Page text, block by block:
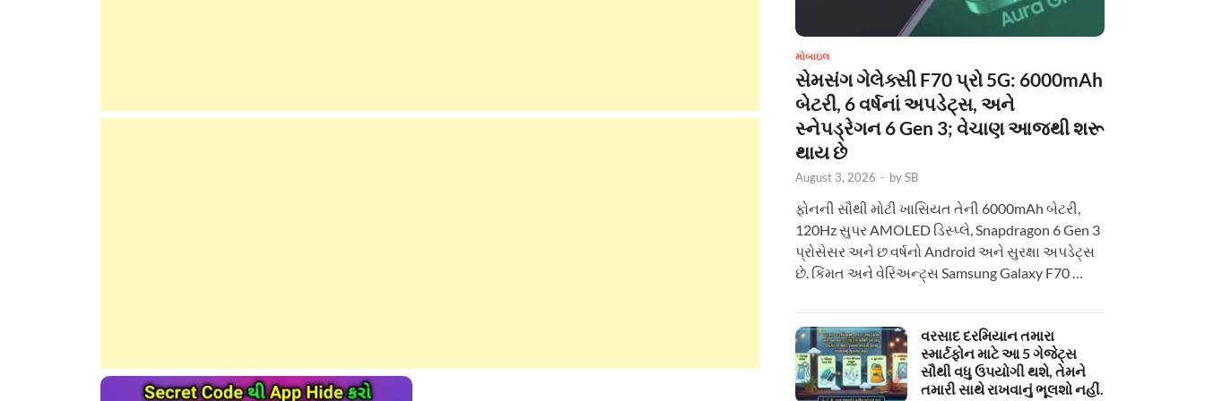
મોબાઇલ
સેમસંગ ગેલેક્સી F70 પ્રો 5G: 6000mAh
બેટરી, 6 વર્ષનાં અપડેટ્સ, અને
સ્નેપડ્રેગન 6 Gen 3; વેચાણ આજથી શરૂ
થાય છે
August 3, 2026 - bySB
ફોનની સૌથી મોટી ખાસિયત તેની 6000mAh બેટરી,
120Hz સુપર AMOLED ડિસ્પ્લે, Snapdragon 6 Gen 3
પ્રોસેસર અને છ વર્ષનો Android અને સુરક્ષા અપડેટ્સ
છે. કિંમત અને વેરિઅન્ટ્સ Samsung Galaxy F70 …
વરસાદ દરમિયાન તમારા
સ્માર્ટફોન માટે આ 5 ગેજેટ્સ
સૌથી વધુ ઉપયોગી થશે, તેમને
તમારી સાથે રાખવાનું ભૂલશો નહીં.